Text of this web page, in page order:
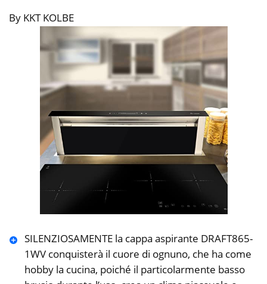
By KKT KOLBE
SILENZIOSAMENTE la cappa aspirante DRAFT865-
1WV conquisterà il cuore di ognuno, che ha come
hobby la cucina, poiché il particolarmente basso